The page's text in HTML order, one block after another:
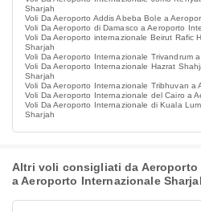
Sharjah
Voli Da Aeroporto Addis Abeba Bole a
Voli Da Aeroporto di Damasco a Aeroporto
Voli Da Aeroporto internazionale Beirut Rafic
Sharjah
Voli Da Aeroporto Internazionale Trivandrum
Voli Da Aeroporto Internazionale Hazrat
Sharjah
Voli Da Aeroporto Internazionale Tribhuvan a
Voli Da Aeroporto Internazionale del Cairo a
Voli Da Aeroporto Internazionale di Kuala
Sharjah
Altri voli consigliati da Aeroporto
a Aeroporto Internazionale